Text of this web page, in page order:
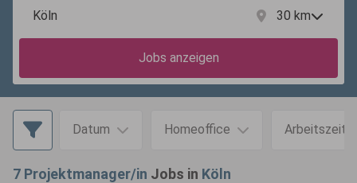
30 km
Jobs anzeigen
Datum Homeoffice Arbeitszeit
7 Projektmanager/in Jobs in Köln